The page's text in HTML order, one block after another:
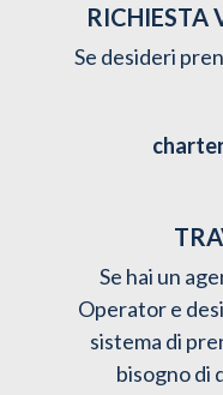
RICHIESTA
Se desideri
Se hai un
Operator e
sistema di
bisogno di